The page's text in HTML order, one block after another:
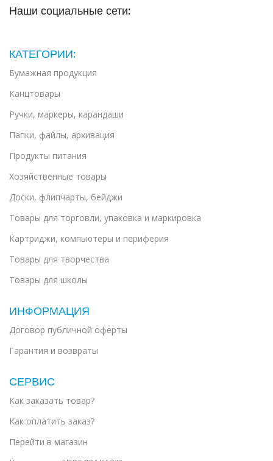
Наши социальные сети:
КАТЕГОРИИ:
Бумажная продукция
Канцтовары
Ручки, маркеры, карандаши
Папки, файлы, архивация
Продукты питания
Хозяйственные товары
Доски, флипчарты, бейджи
Товары для торговли, упаковка и маркировка
Картриджи, компьютеры и периферия
Товары для творчества
Товары для школы
ИНФОРМАЦИЯ
Договор публичной оферты
Гарантия и возвраты
СЕРВИС
Как заказать товар?
Как оплатить заказ?
Перейти в магазин